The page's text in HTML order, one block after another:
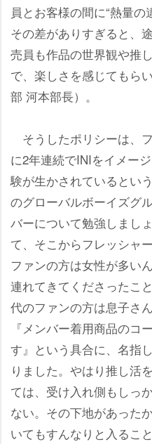
員とお客様の間に“熱量の
その差がありすぎると、
売員も作品の世界観や推
で、楽しさを感じてもら
部 河本部長）。
そうしたポリシーは、
に2年連続でINIをイメー
験が生かされているとい
のグローバルボーイズグ
バーについて勉強しまし
て、そこからフレッシャ
ファンの方は女性が多い
連れてきてくださったこ
代のファンの方は息子さ
『メンバー着用商品のコ
す』という具合に、名指
りました。やはり推し活
ては、受け入れ側もしっ
ない。その下地があった
いてもすんなりと入るこ